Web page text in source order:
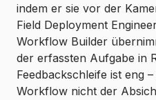
indem er sie vor der
Field Deployment
Workflow Builder
der erfassten Aufgabe in
Feedbackschleife ist eng
Workflow nicht der